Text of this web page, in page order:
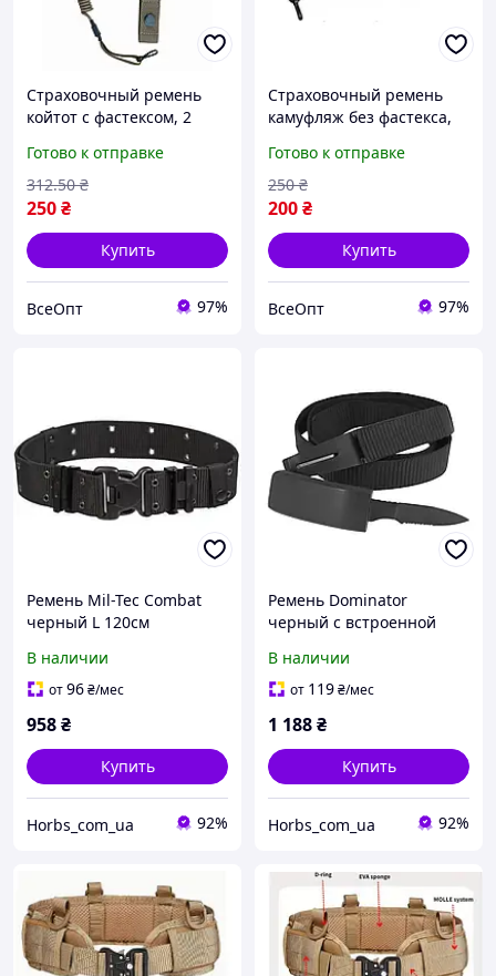
Страховочный ремень
койтот с фастексом, 2
Готово к отправке
250₴
312.50 ₴
Купить
ВсеОпт 97%
Страховочный ремень
камуфляж без фастекса,
см
Готово к отправке
200₴
250 ₴
Купить
ВсеОпт 97%
Ремень Mil-Tec Combat
черный L 120см
В наличии
от96₴/мес
958₴
Купить
Horbs_com_ua 92%
Ремень Dominator
черный с встроенной
вставкой 132 см
В наличии
от 119₴/мес
1 188₴
Купить
Horbs_com_ua 92%